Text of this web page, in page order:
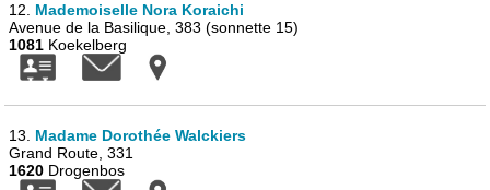
12. Mademoiselle Nora Koraichi
Avenue de la Basilique, 383 (sonnette 15)
1081 Koekelberg
13. Madame Dorothée Walckiers
Grand Route, 331
1620 Drogenbos